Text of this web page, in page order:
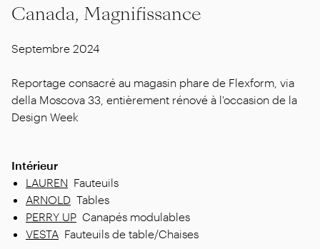
Canada, Magnifissance
Septembre 2024
Reportage consacré au magasin phare de Flexform, via
della Moscova 33, entièrement rénové à l'occasion de la
Design Week
Intérieur
LAUREN Fauteuils
ARNOLD Tables
PERRY UP Canapés modulables
VESTA Fauteuils de table/Chaises